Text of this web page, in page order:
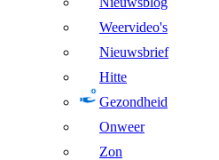
Weervideo's
Nieuwsbrief
Hitte
Gezondheid
Onweer
Zon